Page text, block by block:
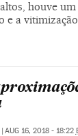
houve
e a
| AUG 16, 2018 - 18:22